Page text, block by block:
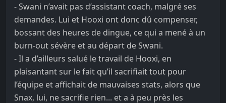
- Swani n’avait pas d’assistant coach, malgré ses
demandes. Lui et Hooxi ont donc dû compenser,
bossant des heures de dingue, ce qui a mené à un
burn-out sévère et au départ de Swani.
- Il a d’ailleurs salué le travail de Hooxi, en
plaisantant sur le fait qu’il sacrifiait tout pour
l’équipe et affichait de mauvaises stats, alors que
Snax, lui, ne sacrifie rien... et a à peu près les